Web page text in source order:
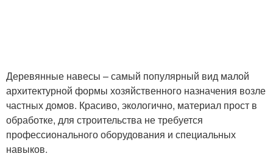
Деревянные навесы – самый популярный вид малой
архитектурной формы хозяйственного назначения возле
частных домов. Красиво, экологично, материал прост в
обработке, для строительства не требуется
профессионального оборудования и специальных
навыков.